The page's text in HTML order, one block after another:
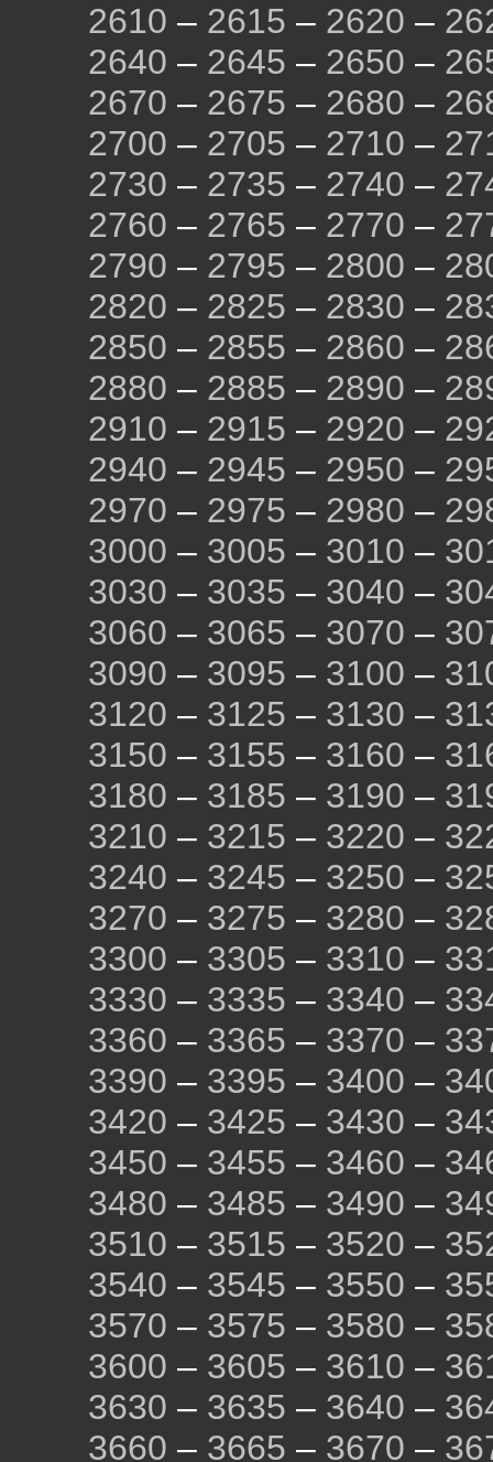
2610 – 2615 – 2620 –
2640 – 2645 – 2650 –
2670 – 2675 – 2680 –
2700 – 2705 – 2710 –
2730 – 2735 – 2740 –
2760 – 2765 – 2770 –
2790 – 2795 – 2800 –
2820 – 2825 – 2830 –
2850 – 2855 – 2860 –
2880 – 2885 – 2890 –
2910 – 2915 – 2920 –
2940 – 2945 – 2950 –
2970 – 2975 – 2980 –
3000 – 3005 – 3010 –
3030 – 3035 – 3040 –
3060 – 3065 – 3070 –
3090 – 3095 – 3100 –
3120 – 3125 – 3130 –
3150 – 3155 – 3160 –
3180 – 3185 – 3190 –
3210 – 3215 – 3220 –
3240 – 3245 – 3250 –
3270 – 3275 – 3280 –
3300 – 3305 – 3310 –
3330 – 3335 – 3340 –
3360 – 3365 – 3370 –
3390 – 3395 – 3400 –
3420 – 3425 – 3430 –
3450 – 3455 – 3460 –
3480 – 3485 – 3490 –
3510 – 3515 – 3520 –
3540 – 3545 – 3550 –
3570 – 3575 – 3580 –
3600 – 3605 – 3610 –
3630 – 3635 – 3640 –
3660 – 3665 – 3670 –